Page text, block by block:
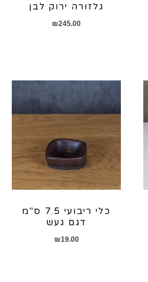
גלזורה ירוק לבן
₪245.00
כלי ריבועי 7.5 ס"מ
דגם געש
₪19.00